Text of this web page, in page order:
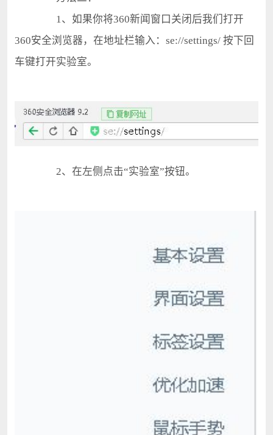
1、如果你将360新闻窗口关闭后我们打开
360安全浏览器，在地址栏输入：se://settings/ 按下回
车键打开实验室。
2、在左侧点击“实验室”按钮。